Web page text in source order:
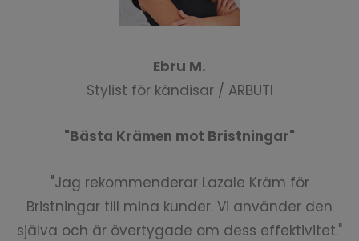
Ebru M.
Stylist för kändisar / ARBUTI
"Bästa Krämen mot Bristningar"
"Jag rekommenderar Lazale Kräm för
Bristningar till mina kunder. Vi använder den
själva och är övertygade om dess effektivitet."